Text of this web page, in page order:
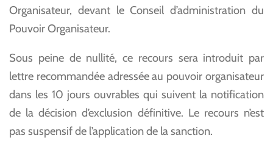
Organisateur, devant le Conseil d’administration du
Pouvoir Organisateur.
Sous peine de nullité, ce recours sera introduit par
lettre recommandée adressée au pouvoir organisateur
dans les 10 jours ouvrables qui suivent la notification
de la décision d’exclusion définitive. Le recours n’est
pas suspensif de l’application de la sanction.